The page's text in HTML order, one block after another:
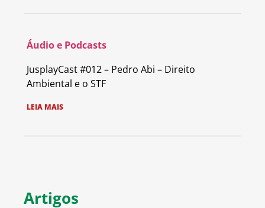
Áudio e Podcasts
JusplayCast #012 – Pedro Abi – Direito
Ambiental e o STF
LEIA MAIS
Artigos